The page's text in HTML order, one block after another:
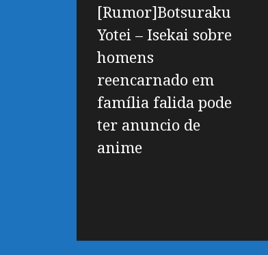
[Rumor]Botsuraku
Yotei – Isekai sobre
homens
reencarnado em
família falida pode
ter anuncio de
anime